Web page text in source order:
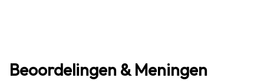
Beoordelingen & Meningen